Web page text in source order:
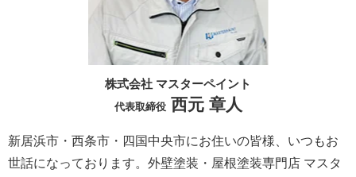
株式会社 マスターペイント
代表取締役西元 章人
新居浜市・西条市・四国中央市にお住いの皆様、いつもお
世話になっております。外壁塗装・屋根塗装専門店 マスタ